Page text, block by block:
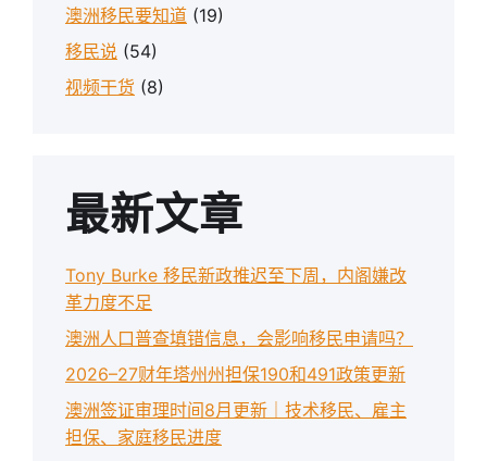
澳洲移民要知道 (19)
移民说 (54)
视频干货 (8)
最新文章
Tony Burke 移民新政推迟至下周，内阁嫌改
革力度不足
澳洲人口普查填错信息，会影响移民申请吗？
2026–27财年塔州州担保190和491政策更新
澳洲签证审理时间8月更新｜技术移民、雇主
担保、家庭移民进度